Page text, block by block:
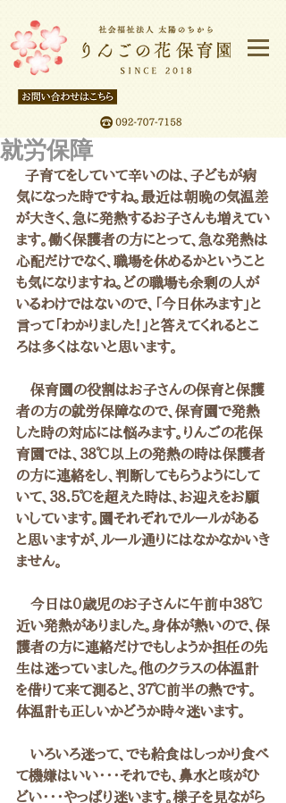
就労保障
気になった時ですね。最近は朝晩の気温差
が大きく、急に発熱するお子さんも増えてい
ます。働く保護者の方にとって、急な発熱は
心配だけでなく、職場を休めるかということ
も気になりますね。どの職場も余剰の人が
いるわけではないので、「今日休みます」と
言って「わかりました！」と答えてくれるとこ
ろは多くはないと思います。
保育園の役割はお子さんの保育と保護
者の方の就労保障なので、保育園で発熱
した時の対応には悩みます。りんごの花保
育園では、３８℃以上の発熱の時は保護者
の方に連絡をし、判断してもらうようにして
いて、３８．５℃を超えた時は、お迎えをお願
いしています。園それぞれでルールがある
と思いますが、ルール通りにはなかなかいき
ません。
今日は０歳児のお子さんに午前中３８℃
近い発熱がありました。身体が熱いので、保
護者の方に連絡だけでもしようか担任の先
生は迷っていました。他のクラスの体温計
を借りて来て測ると、３７℃前半の熱です。
体温計も正しいかどうか時々迷います。
いろいろ迷って、でも給食はしっかり食べ
て機嫌はいい・・・それでも、鼻水と咳がひ
どい・・・やっぱり迷います。様子を見ながら